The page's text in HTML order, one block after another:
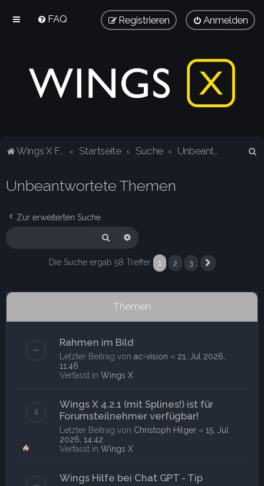
FAQ Anmelden
Registrieren
Wings X Forum Startseite Suche
Unbeantwortete Themen
Zur erweiterten Suche
Suche Erweiterte Suche
Die Suche ergab 58 Treffer 1 2 3
Themen
Rahmen im Bild
Letzter Beitrag von ac-vision « 21. Jul 2026,
11:46
Verfasst in Wings X
Wings X 4.2.1 (mit Splines!) ist für
Forumsteilnehmer verfügbar!
Letzter Beitrag von Christoph Hilger « 15. Jul
2026, 14:42
Verfasst in Wings X
Wings Hilfe bei Chat GPT - Tip